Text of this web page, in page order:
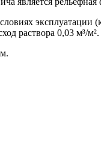
эксплуатации
раствора 0,03 м³/м².